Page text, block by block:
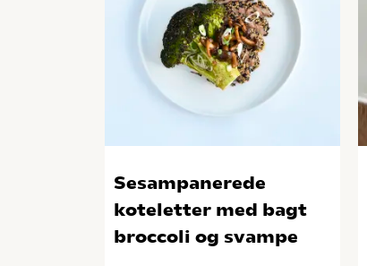
Sesampanerede
koteletter med bagt
broccoli og svampe